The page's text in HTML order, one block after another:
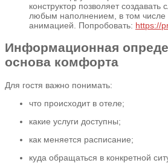
конструктор позволяет создавать
любым наполнением, в том числе
анимацией. Попробовать: https://
Информационная
основа комфорта
Для гостя важно понимать:
что происходит в отеле;
какие услуги доступны;
как меняется расписание;
куда обращаться в конкретной